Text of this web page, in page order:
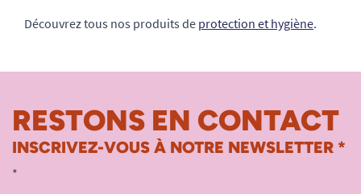
Découvrez tous nos produits de protection et hygiène.
RESTONS EN CONTACT
INSCRIVEZ-VOUS À NOTRE NEWSLETTER *
*